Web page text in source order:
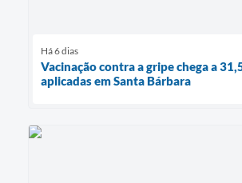
Há 6 dias
Vacinação contra a gripe chega a
aplicadas em Santa Bárbara